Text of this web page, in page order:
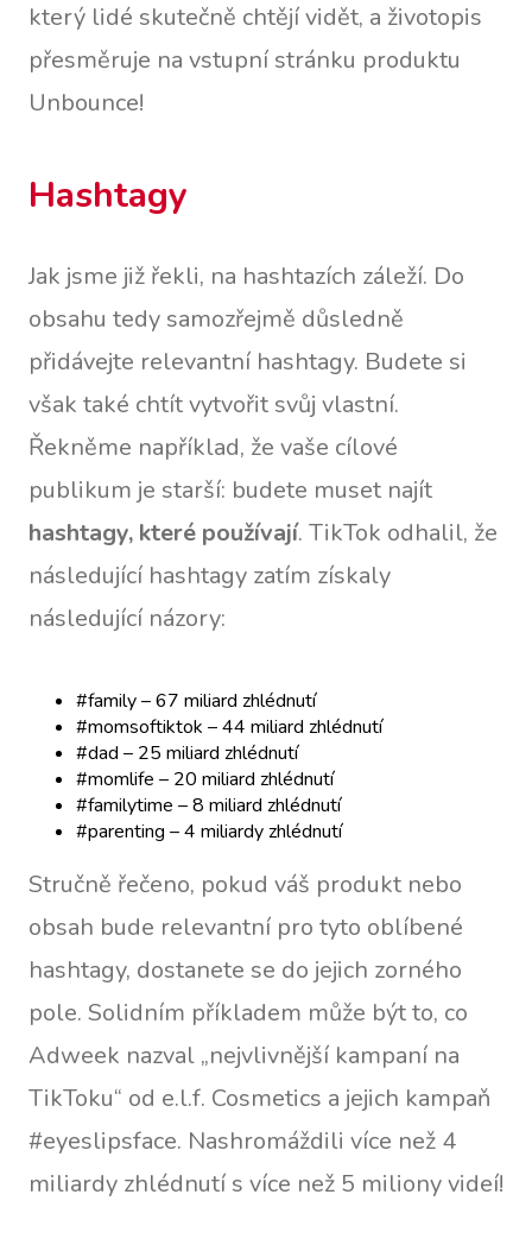
který lidé skutečně chtějí vidět, a životopis
přesměruje na vstupní stránku produktu
Unbounce!
Hashtagy
Jak jsme již řekli, na hashtazích záleží. Do
obsahu tedy samozřejmě důsledně
přidávejte relevantní hashtagy. Budete si
však také chtít vytvořit svůj vlastní.
Řekněme například, že vaše cílové
publikum je starší: budete muset najít
hashtagy, které používají. TikTok odhalil, že
následující hashtagy zatím získaly
následující názory:
#family – 67 miliard zhlédnutí
#momsoftiktok – 44 miliard zhlédnutí
#dad – 25 miliard zhlédnutí
#momlife – 20 miliard zhlédnutí
#familytime – 8 miliard zhlédnutí
#parenting – 4 miliardy zhlédnutí
Stručně řečeno, pokud váš produkt nebo
obsah bude relevantní pro tyto oblíbené
hashtagy, dostanete se do jejich zorného
pole. Solidním příkladem může být to, co
Adweek nazval „nejvlivnější kampaní na
TikToku“ od e.l.f. Cosmetics a jejich kampaň
#eyeslipsface. Nashromáždili více než 4
miliardy zhlédnutí s více než 5 miliony videí!